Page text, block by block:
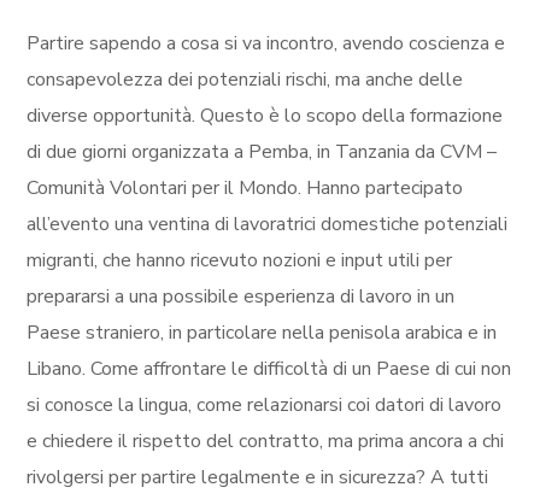
Partire sapendo a cosa si va incontro, avendo coscienza e
consapevolezza dei potenziali rischi, ma anche delle
diverse opportunità. Questo è lo scopo della formazione
di due giorni organizzata a Pemba, in Tanzania da CVM –
Comunità Volontari per il Mondo. Hanno partecipato
all’evento una ventina di lavoratrici domestiche potenziali
migranti, che hanno ricevuto nozioni e input utili per
prepararsi a una possibile esperienza di lavoro in un
Paese straniero, in particolare nella penisola arabica e in
Libano. Come affrontare le difficoltà di un Paese di cui non
si conosce la lingua, come relazionarsi coi datori di lavoro
e chiedere il rispetto del contratto, ma prima ancora a chi
rivolgersi per partire legalmente e in sicurezza? A tutti